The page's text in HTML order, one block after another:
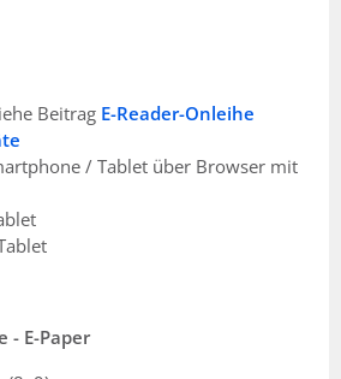
Beitrag E-Reader-Onleihe
/ Tablet über Browser mit
- E-Paper